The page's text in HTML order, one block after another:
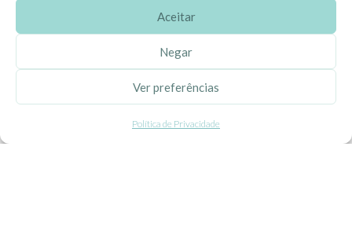
Aceitar
Negar
Ver preferências
Política de Privacidade
Entregas